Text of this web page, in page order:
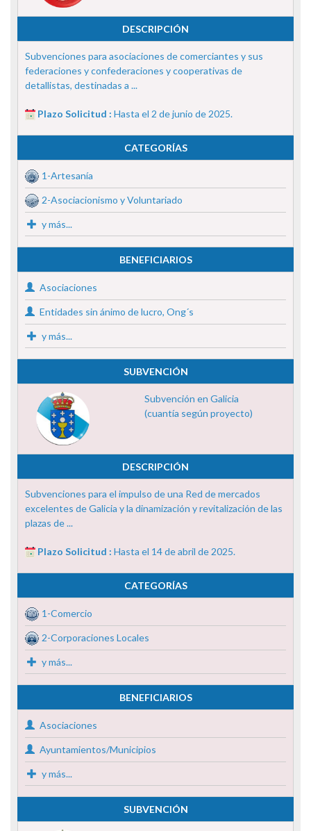
DESCRIPCIÓN
Subvenciones para asociaciones de comerciantes y sus
federaciones y confederaciones y cooperativas de
detallistas, destinadas a ...
Plazo Solicitud : Hasta el 2 de junio de 2025.
CATEGORÍAS
1-Artesanía
2-Asociacionismo y Voluntariado
y más...
BENEFICIARIOS
Asociaciones
Entidades sin ánimo de lucro, Ong´s
y más...
SUBVENCIÓN
Subvención en Galicia
(cuantía según proyecto)
DESCRIPCIÓN
Subvenciones para el impulso de una Red de mercados
excelentes de Galicia y la dinamización y revitalización de las
plazas de ...
Plazo Solicitud : Hasta el 14 de abril de 2025.
CATEGORÍAS
1-Comercio
2-Corporaciones Locales
y más...
BENEFICIARIOS
Asociaciones
Ayuntamientos/Municipios
y más...
SUBVENCIÓN